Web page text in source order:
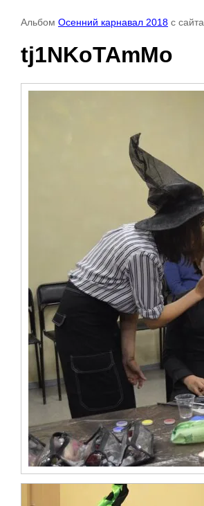
Альбом Осенний карнавал 2018 с сайта
tj1NKoTAmMo